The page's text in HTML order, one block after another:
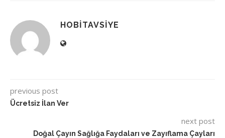
HOBITAVSIYE
previous post
Ücretsiz İlan Ver
next post
Doğal Çayın Sağlığa Faydaları ve Zayıflama Çayları